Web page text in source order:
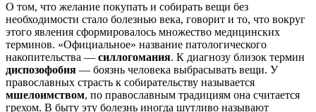
О том, что желание покупать и собирать вещи без
необходимости стало болезнью века, говорит и то, что вокруг
этого явления сформировалось множество медицинских
терминов. «Официальное» название патологического
накопительства — силлогомания. К диагнозу близок термин
диспозофобия — боязнь человека выбрасывать вещи. У
православных страсть к собирательству называется
мшелоимством, по православным традициям она считается
грехом. В быту эту болезнь иногда шутливо называют